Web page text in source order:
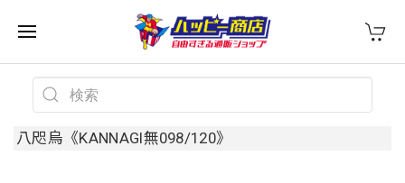
八咫烏《KANNAGI無098/120》